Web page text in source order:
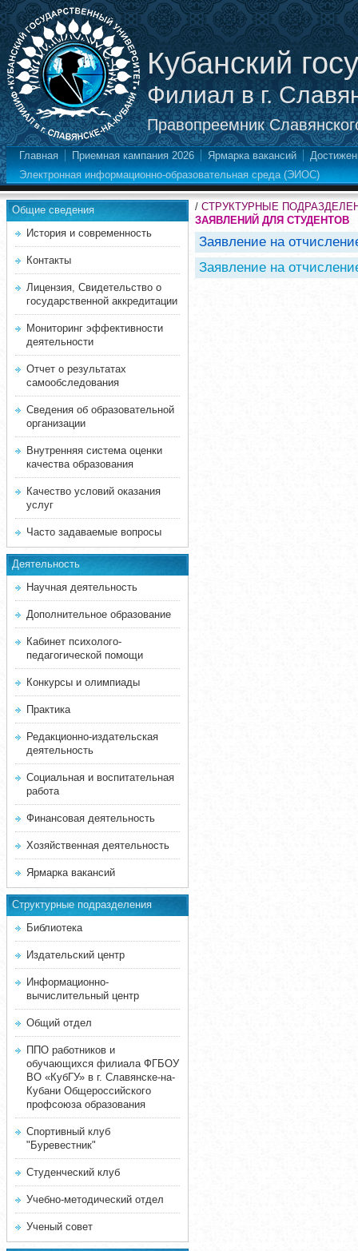
Кубанский
Филиал в г.
Правопреемник
Главная Приемная кампания 2026 Ярмарка вакансий
Электронная информационно-образовательная среда (ЭИОС)
Общие сведения
История и современность
Контакты
Лицензия, Свидетельство о
государственной аккредитации
Мониторинг эффективности
деятельности
Отчет о результатах
самообследования
Сведения об образовательной
организации
Внутренняя система оценки
качества образования
Качество условий оказания
услуг
Часто задаваемые вопросы
Деятельность
Научная деятельность
Дополнительное образование
Кабинет психолого-
педагогической помощи
Конкурсы и олимпиады
Практика
Редакционно-издательская
деятельность
Социальная и воспитательная
работа
Финансовая деятельность
Хозяйственная деятельность
Ярмарка вакансий
Структурные подразделения
Библиотека
Издательский центр
Информационно-
вычислительный центр
Общий отдел
ППО работников и
обучающихся филиала ФГБОУ
ВО «КубГУ» в г. Славянске-на-
Кубани Общероссийского
профсоюза образования
Спортивный клуб
"Буревестник"
Студенческий клуб
Учебно-методический отдел
Ученый совет
/ СТРУКТУРНЫЕ
ЗАЯВЛЕНИЙ ДЛЯ СТУДЕНТОВ
Заявление на
Заявление на